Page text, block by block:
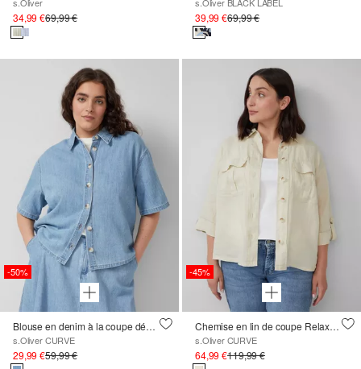
34,99 €69,99 € 39,99 €69,99 €
-50%
Blouse en denim à la coupe décontractée
s.Oliver CURVE
29,99 €59,99 €
-45%
Chemise en lin de coupe Relaxed Fit à larges manches ¾
s.Oliver CURVE
64,99 €119,99 €